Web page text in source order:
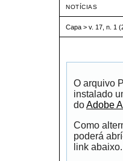
NOTÍCIAS
Capa > v. 17, n. 1
O arquivo
instalado
doAdobe
Como
poderá
link abaixo.